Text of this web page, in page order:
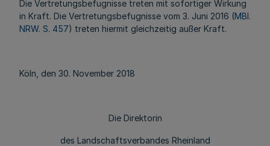
Die Vertretungsbefugnisse treten mit sofortiger Wirkung
in Kraft. Die Vertretungsbefugnisse vom 3. Juni 2016 (MBl.
NRW. S. 457) treten hiermit gleichzeitig außer Kraft.
Köln, den 30. November 2018
Die Direktorin
des Landschaftsverbandes Rheinland